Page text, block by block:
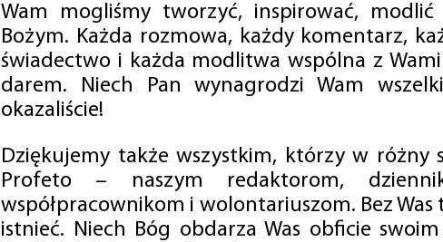
Wam mogliśmy tworzyć, inspirować, modlić
Bożym. Każda rozmowa, każdy komentarz,
świadectwo i każda modlitwa wspólna z
darem. Niech Pan wynagrodzi Wam
okazaliście!
Dziękujemy także wszystkim, którzy w różny
Profeto – naszym redaktorom,
współpracownikom i wolontariuszom. Bez Was
istnieć. Niech Bóg obdarza Was obficie swoim